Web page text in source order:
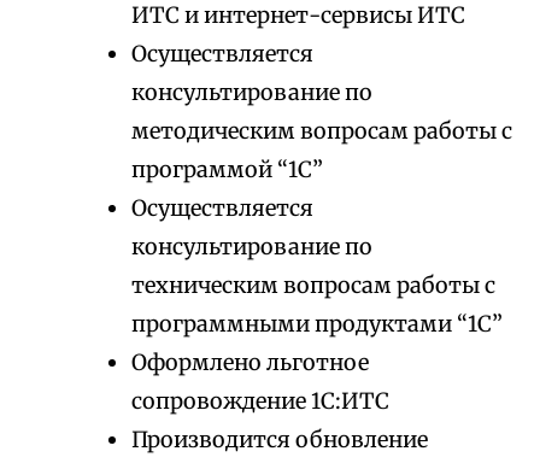
ИТС и интернет-сервисы ИТС
Осуществляется
консультирование по
методическим вопросам работы с
программой “1С”
Осуществляется
консультирование по
техническим вопросам работы с
программными продуктами “1С”
Оформлено льготное
сопровождение 1С:ИТС
Производится обновление